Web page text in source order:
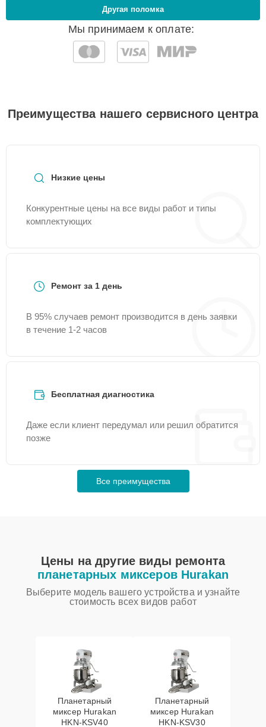
Мы принимаем к оплате:
Другая поломка
Преимущества нашего сервисного центра
Низкие цены
Конкурентные цены на все виды работ и типы
комплектующих
Ремонт за 1 день
В 95% случаев ремонт производится в день заявки
в течение 1-2 часов
Бесплатная диагностика
Даже если клиент передумал или решил обратится
позже
Все преимущества
Цены на другие виды ремонта
планетарных миксеров Hurakan
Выберите модель вашего устройства и узнайте
стоимость всех видов работ
Планетарный
миксер Hurakan
HKN-KSV40
Планетарный
миксер Hurakan
HKN-KSV30